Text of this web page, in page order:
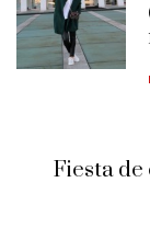
Fiesta de